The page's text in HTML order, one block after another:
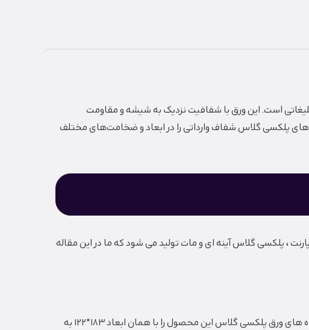
است. این ورق با شفافیت نزدیک به شیشه و مقاومت
پروژه‌های حرفه‌ای و صنعتی محسوب می‌شود. لیزر پلکس با بیش از ۱۴ سال تجربه، ورق‌های پلکسی گلاس شفاف وارداتی را در ابعاد و ضخامت‌های مختلف
پلکسی گلاس آینه ای و مات تولید می شود که ما در این مقاله
ورق های پلکسی گلاس شفاف به طور اصلی با ابعاد 183*122 سانتی متر به صورت مستطیل وارد می شود و بیشتر فروشگاه های ورق پلکسی گلاس این محصول را با همان ابعاد 183*122 به